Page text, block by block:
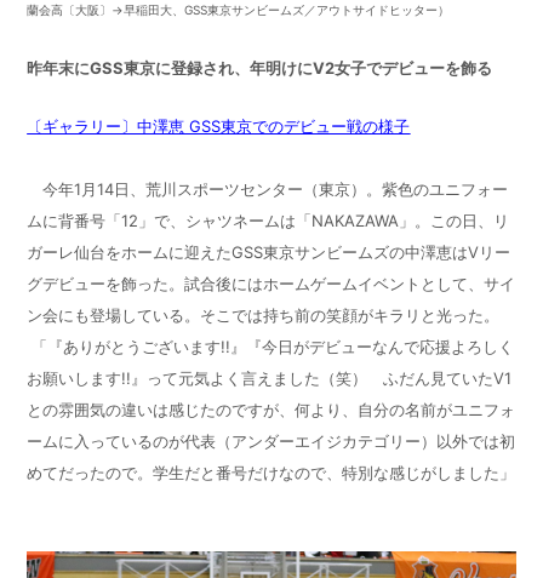
蘭会高〔大阪〕→早稲田大、GSS東京サンビームズ／アウトサイドヒッター）
昨年末にGSS東京に登録され、年明けにV2女子でデビューを飾る
〔ギャラリー〕中澤恵 GSS東京でのデビュー戦の様子
今年1月14日、荒川スポーツセンター（東京）。紫色のユニフォー
ムに背番号「12」で、シャツネームは「NAKAZAWA」。この日、リ
ガーレ仙台をホームに迎えたGSS東京サンビームズの中澤恵はVリー
グデビューを飾った。試合後にはホームゲームイベントとして、サイ
ン会にも登場している。そこでは持ち前の笑顔がキラリと光った。
「『ありがとうございます!!』『今日がデビューなんで応援よろしく
お願いします!!』って元気よく言えました（笑） ふだん見ていたV1
との雰囲気の違いは感じたのですが、何より、自分の名前がユニフォ
ームに入っているのが代表（アンダーエイジカテゴリー）以外では初
めてだったので。学生だと番号だけなので、特別な感じがしました」